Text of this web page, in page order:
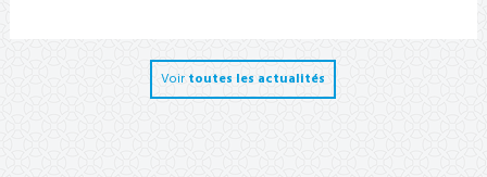
Voir toutes les actualités